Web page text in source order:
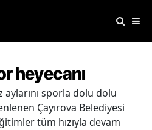
heyecanı
aylarını sporla dolu dolu
Çayırova Belediyesi
tüm hızıyla devam